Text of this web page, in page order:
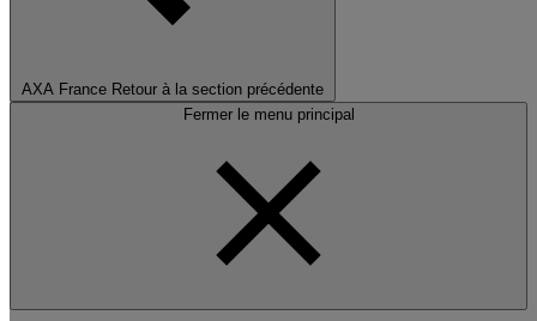
AXA France Retour à la section précédente
Fermer le menu principal